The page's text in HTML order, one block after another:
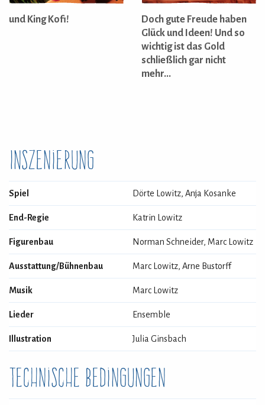
und King Kofi!
Doch gute Freude haben
Glück und Ideen! Und so
wichtig ist das Gold
schließlich gar nicht
mehr...
Inszenierung
Spiel Dörte Lowitz, Anja Kosanke
End-Regie Katrin Lowitz
Figurenbau Norman Schneider, Marc Lowitz
Ausstattung/Bühnenbau Marc Lowitz, Arne Bustorff
Musik Marc Lowitz
Lieder Ensemble
Illustration Julia Ginsbach
Technische Bedingungen